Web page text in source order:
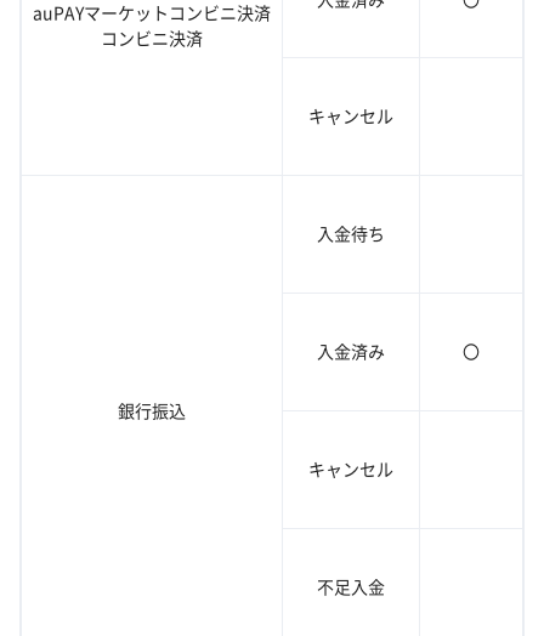
auPAYマーケットコンビニ決済
コンビニ決済
キャンセル
銀行振込
入金待ち
入金済み 〇
キャンセル
不足入金